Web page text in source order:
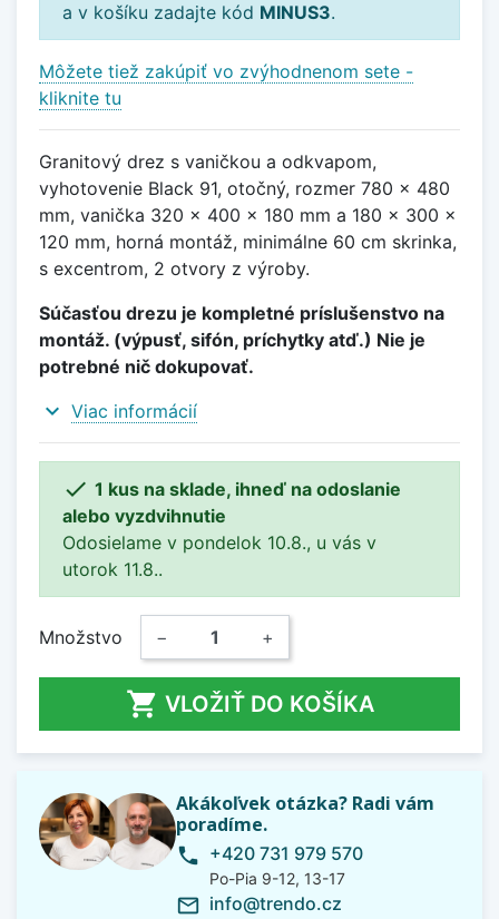
a v košíku zadajte kód MINUS3.
Môžete tiež zakúpiť vo zvýhodnenom sete -
kliknite tu
Granitový drez s vaničkou a odkvapom,
vyhotovenie Black 91, otočný, rozmer 780 x 480
mm, vanička 320 x 400 x 180 mm a 180 x 300 x
120 mm, horná montáž, minimálne 60 cm skrinka,
s excentrom, 2 otvory z výroby.
Súčasťou drezu je kompletné príslušenstvo na
montáž. (výpusť, sifón, príchytky atď.) Nie je
potrebné nič dokupovať.
expand_more Viac informácií
 1 kus na sklade, ihneď na odoslanie
alebo vyzdvihnutie
Odosielame v pondelok 10.8., u vás v
utorok 11.8..
Množstvo − +
 VLOŽIŤ DO KOŠÍKA
Akákoľvek otázka? Radi vám
poradíme.
phone +420 731 979 570
Po-Pia 9-12, 13-17
mail_outline info@trendo.cz